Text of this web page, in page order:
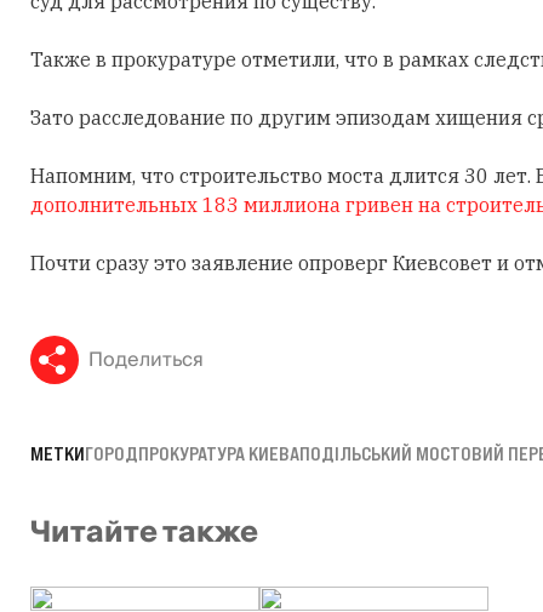
Также в прокуратуре отметили, что в рамках
Зато расследование по другим эпизодам хищения
Напомним, что строительство моста длится 30
дополнительных 183 миллиона гривен на
Почти сразу это заявление опроверг Киевсовет и
Поделиться
МЕТКИГОРОДПРОКУРАТУРА КИЕВАПОДІЛЬСЬКИЙ МОСТОВИЙ
Читайте также